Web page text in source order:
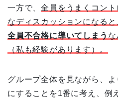
一方で、全員をうまくコン
なディスカッションになると
全員不合格に導いてしまう
（私も経験があります）。
グループ全体を見ながら、
にすることを1番に考え、例